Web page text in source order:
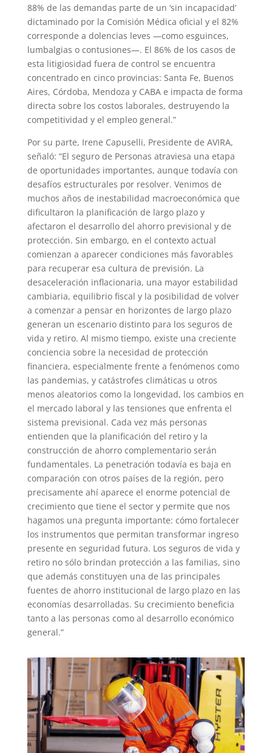
88% de las demandas parte de un ‘sin incapacidad’
dictaminado por la Comisión Médica oficial y el 82%
corresponde a dolencias leves —como esguinces,
lumbalgias o contusiones—. El 86% de los casos de
esta litigiosidad fuera de control se encuentra
concentrado en cinco provincias: Santa Fe, Buenos
Aires, Córdoba, Mendoza y CABA e impacta de forma
directa sobre los costos laborales, destruyendo la
competitividad y el empleo general.”
Por su parte, Irene Capuselli, Presidente de AVIRA,
señaló: “El seguro de Personas atraviesa una etapa
de oportunidades importantes, aunque todavía con
desafíos estructurales por resolver. Venimos de
muchos años de inestabilidad macroeconómica que
dificultaron la planificación de largo plazo y
afectaron el desarrollo del ahorro previsional y de
protección. Sin embargo, en el contexto actual
comienzan a aparecer condiciones más favorables
para recuperar esa cultura de previsión. La
desaceleración inflacionaria, una mayor estabilidad
cambiaria, equilibrio fiscal y la posibilidad de volver
a comenzar a pensar en horizontes de largo plazo
generan un escenario distinto para los seguros de
vida y retiro. Al mismo tiempo, existe una creciente
conciencia sobre la necesidad de protección
financiera, especialmente frente a fenómenos como
las pandemias, y catástrofes climáticas u otros
menos aleatorios como la longevidad, los cambios en
el mercado laboral y las tensiones que enfrenta el
sistema previsional. Cada vez más personas
entienden que la planificación del retiro y la
construcción de ahorro complementario serán
fundamentales. La penetración todavía es baja en
comparación con otros países de la región, pero
precisamente ahí aparece el enorme potencial de
crecimiento que tiene el sector y permite que nos
hagamos una pregunta importante: cómo fortalecer
los instrumentos que permitan transformar ingreso
presente en seguridad futura. Los seguros de vida y
retiro no sólo brindan protección a las familias, sino
que además constituyen una de las principales
fuentes de ahorro institucional de largo plazo en las
economías desarrolladas. Su crecimiento beneficia
tanto a las personas como al desarrollo económico
general.”